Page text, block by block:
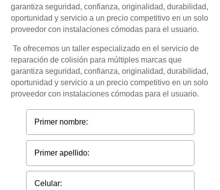
garantiza seguridad, confianza, originalidad, durabilidad,
oportunidad y servicio a un precio competitivo en un solo
proveedor con instalaciones cómodas para el usuario.
Te ofrecemos un taller especializado en el servicio de
reparación de colisión para múltiples marcas que
garantiza seguridad, confianza, originalidad, durabilidad,
oportunidad y servicio a un precio competitivo en un solo
proveedor con instalaciones cómodas para el usuario.